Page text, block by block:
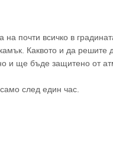
почти всичко в
Каквото и да решите
и ще бъде защитено от
след един час.